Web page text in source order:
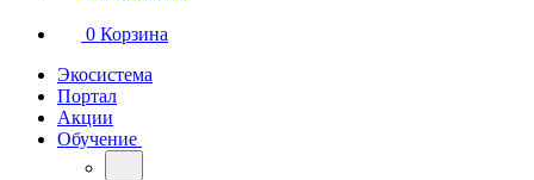
0 Корзина
Экосистема
Портал
Акции
Обучение